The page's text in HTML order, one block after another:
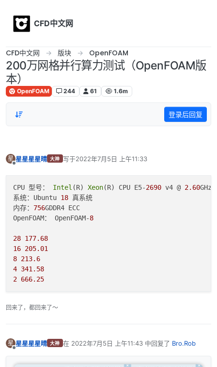
CFD中文网
CFD中文网 版块 OpenFOAM
200万网格并行算力测试（OpenFOAM版
本）
OpenFOAM 244 61 1.6m
登录后回复
星 星星星星晴 大神 写于2022年7月5日 上午11:33
最后由 编辑
CPU 型号： Intel (R) Xeon(R) CPU E5-2690 v4 @ 2.60
系统：Ubuntu 18 真系统
内存： 756GDDR4 ECC
OpenFOAM： OpenFOAM-8
28 177.68
16 205.01
8 213.6
4 341.58
2 666.25
回来了，都回来了～
星 星星星星晴 大神 在 2022年7月5日 上午11:43中回复了 Bro.Rob
最后由 编辑